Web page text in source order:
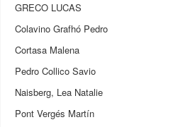
GRECO LUCAS
Colavino Grafhó Pedro
Cortasa Malena
Pedro Collico Savio
Naisberg, Lea Natalie
Pont Vergés Martín